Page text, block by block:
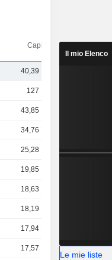
Capi.($)
40,39 Mrd
127 Mrd
43,85 Mrd
34,76 Mrd
25,28 Mrd
19,85 Mrd
18,63 Mrd
18,19 Mrd
17,94 Mrd
17,57 Mrd
Il mio Elenco
Le mie liste